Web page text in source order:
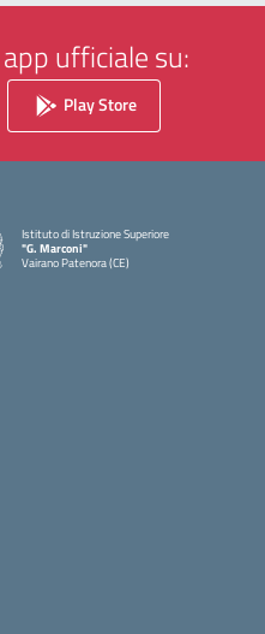
ufficiale su:
Play Store
Istituto di Istruzione Superiore
"G. Marconi"
Vairano Patenora (CE)